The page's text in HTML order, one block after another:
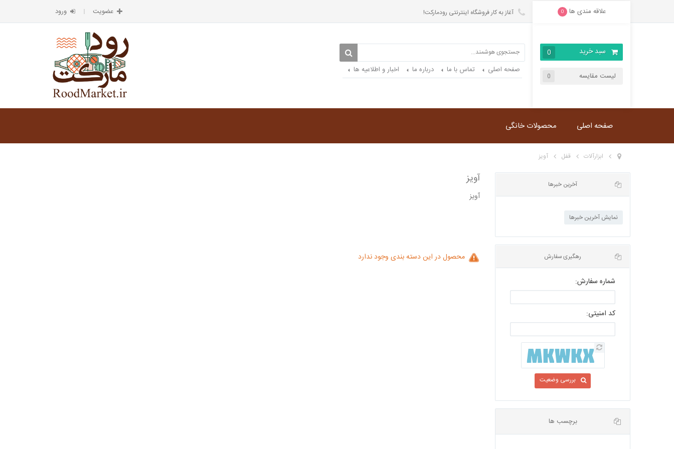
علاقه مندی ها 0 آغاز به کار فروشگاه اینترنتی رودمارکت! عضویت ورود
سبد خرید 0
لیست مقایسه 0
صفحه اصلی تماس با ما درباره ما اخبار و اطلاعیه ها
صفحه اصلی محصولات خانگی
ابزارآلات قفل آویز
نمایش آخرین خبرها
رهگیری سفارششماره سفارش:
کد امنیتی:
بررسی وضعیت
برچسب ها
آویز آويز
محصول در این دسته بندی وجود ندارد